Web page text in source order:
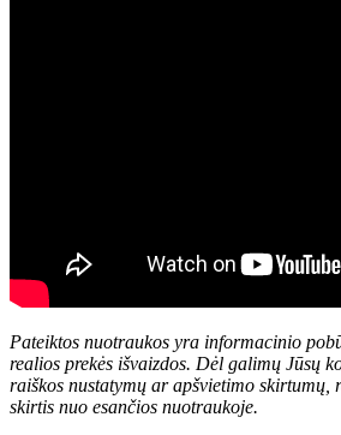
Pateiktos nuotraukos yra informacinio
realios prekės išvaizdos. Dėl galimų Jūsų
raiškos nustatymų ar apšvietimo skirtumų,
skirtis nuo esančios nuotraukoje.